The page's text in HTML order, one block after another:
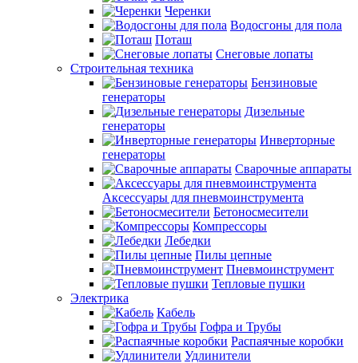
Черенки
Водосгоны для пола
Поташ
Снеговые лопаты
Строительная техника
Бензиновые
генераторы
Дизельные
генераторы
Инверторные
генераторы
Сварочные аппараты
Аксессуары для пневмоинструмента
Бетоносмесители
Компрессоры
Лебедки
Пилы цепные
Пневмоинструмент
Тепловые пушки
Электрика
Кабель
Гофра и Трубы
Распаячные коробки
Удлинители